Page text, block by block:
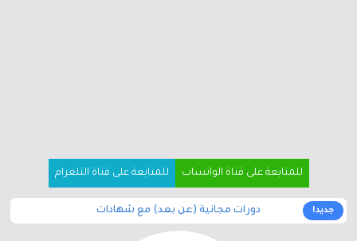
للمتابعة على قناة الواتساب للمتابعة على قناة التلغرام
جديد! دورات مجانية (عن بعد) مع شهادات